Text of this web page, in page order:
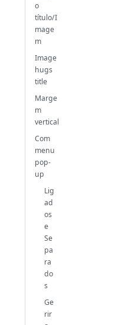
o
título/I
mage
m
Image
hugs
title
Marge
m
vertical
Com
menu
pop-
up
Lig
ad
os
e
Se
pa
ra
do
s
Ge
rir